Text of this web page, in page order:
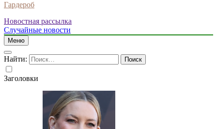
Гардероб
Новостная рассылка
Случайные новости
Меню
Найти:
Заголовки